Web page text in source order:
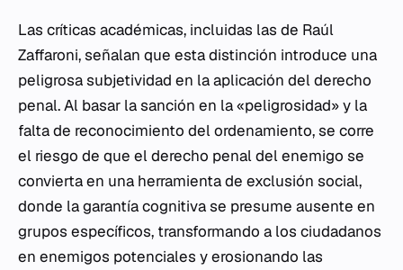
Las críticas académicas, incluidas las de Raúl
Zaffaroni, señalan que esta distinción introduce una
peligrosa subjetividad en la aplicación del derecho
penal. Al basar la sanción en la «peligrosidad» y la
falta de reconocimiento del ordenamiento, se corre
el riesgo de que el derecho penal del enemigo se
convierta en una herramienta de exclusión social,
donde la garantía cognitiva se presume ausente en
grupos específicos, transformando a los ciudadanos
en enemigos potenciales y erosionando las